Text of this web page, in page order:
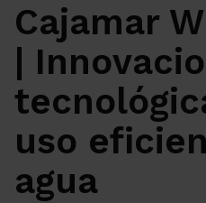
Cajamar
|
uso
agua